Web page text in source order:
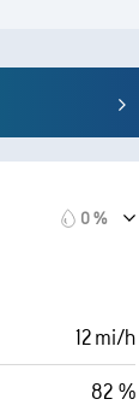
0 %
12 mi/h
82 %